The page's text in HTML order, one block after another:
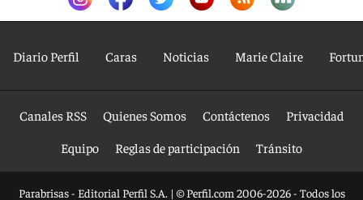
Diario Perfil Caras Noticias Marie Claire
Canales RSS Quienes Somos Contáctenos
Privacidad
Equipo
Reglas de participación Tránsito
Parabrisas - Editorial Perfil S.A. | © Perfil.com 2006-2026 - Todos los